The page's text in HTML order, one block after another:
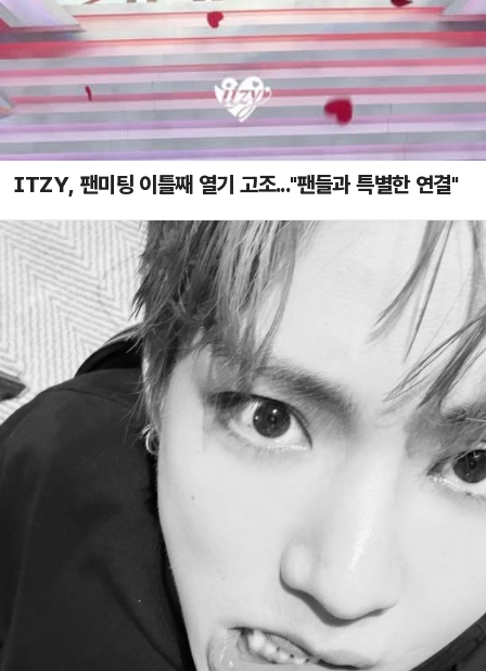
ITZY, 팬미팅 이틀째 열기 고조..."팬들과 특별한 연결"